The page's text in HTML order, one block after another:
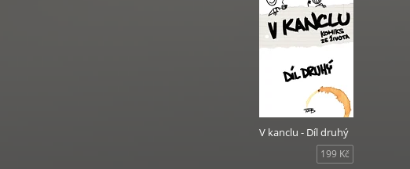
V kanclu - Díl druhý
199 Kč